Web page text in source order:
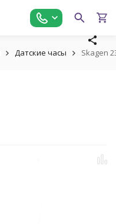
Датские часы Skagen